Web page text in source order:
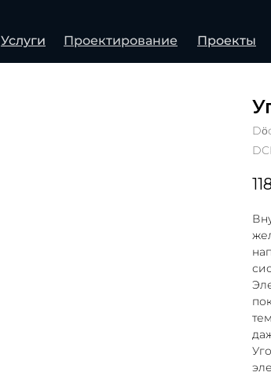
Услуги Проектирование Проекты